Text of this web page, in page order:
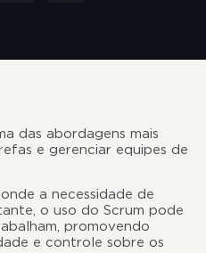
das abordagens mais
e gerenciar equipes de
a necessidade de
o uso do Scrum pode
promovendo
e controle sobre os